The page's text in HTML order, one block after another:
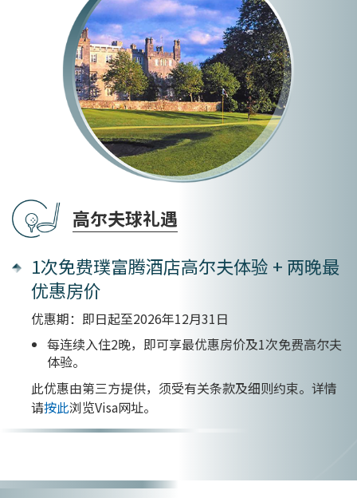
高尔夫球礼遇
1次免费璞富腾酒店高尔夫体验 + 两晚最
优惠房价
优惠期：即日起至2026年12月31日
每连续入住2晚，即可享最优惠房价及1次免费高尔夫
体验。
此优惠由第三方提供，须受有关条款及细则约束。详情
请按此浏览Visa网址。